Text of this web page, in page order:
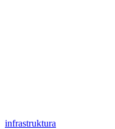
infrastruktura